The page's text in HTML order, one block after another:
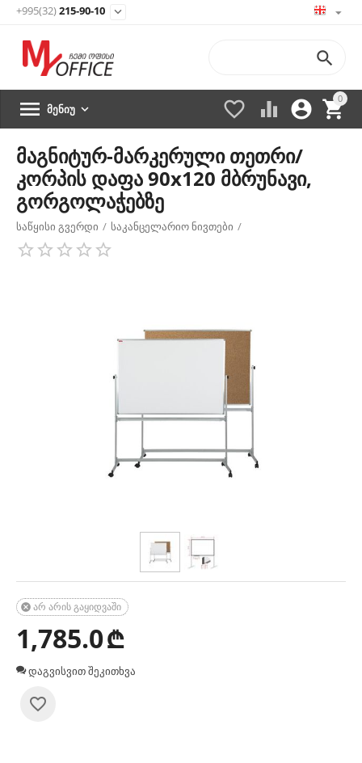
+995(32)215-90-10 
0


 

 ᲛᲔᲜᲘᲣ 
მაგნიტურ-მარკერული თეთრი/
კორპის დაფა 90х120 მბრუნავი,
გორგოლაჭებზე
საწყისი გვერდი / საკანცელარიო ნივთები /
სადემონსტრაციო მოწყობილობა
არ არის გაყიდვაში

1,785.0₾
დაგვისვით შეკითხვა